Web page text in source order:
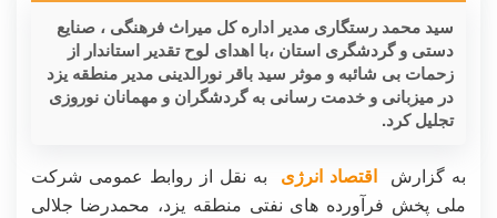
سید محمد رستگاری مدیر اداره کل میراث فرهنگی ، صنایع
دستی و گردشگری استان ،با اهدای لوح تقدیر استاندار از
زحمات بی شائبه و موثر سید باقر نورالدینی مدیر منطقه یزد
در میزبانی و خدمت رسانی به گردشگران و مهمانان نوروزی
تجلیل کرد.
به گزارش اقتصاد انرژی به نقل از روابط عمومی شرکت
ملی پخش فرآورده های نفتی منطقه یزد، محمدرضا جلالی